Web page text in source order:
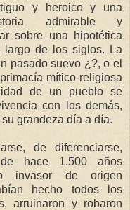
y heroico y una
admirable y
sobre una hipotética
largo de los siglos. La
pasado suevo ¿?, o el
mítico-religiosa
de un pueblo se
con los demás,
grandeza día a día.
de diferenciarse,
hace 1.500 años
invasor de origen
hecho todos los
arruinaron y robaron